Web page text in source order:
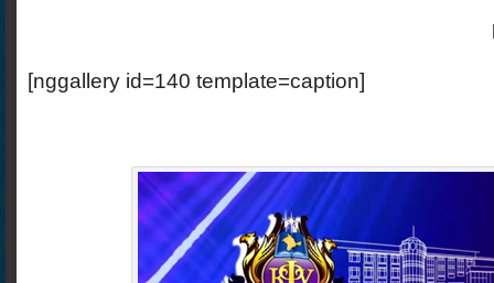
[nggallery id=140 template=caption]